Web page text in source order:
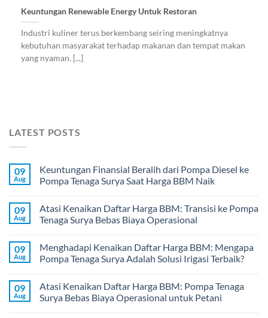
Keuntungan Renewable Energy Untuk Restoran
Industri kuliner terus berkembang seiring meningkatnya
kebutuhan masyarakat terhadap makanan dan tempat makan
yang nyaman. [...]
LATEST POSTS
09
Aug
Keuntungan Finansial Beralih dari Pompa Diesel ke
Pompa Tenaga Surya Saat Harga BBM Naik
09
Aug
Atasi Kenaikan Daftar Harga BBM: Transisi ke Pompa
Tenaga Surya Bebas Biaya Operasional
09
Aug
Menghadapi Kenaikan Daftar Harga BBM: Mengapa
Pompa Tenaga Surya Adalah Solusi Irigasi Terbaik?
09
Aug
Atasi Kenaikan Daftar Harga BBM: Pompa Tenaga
Surya Bebas Biaya Operasional untuk Petani